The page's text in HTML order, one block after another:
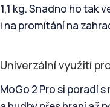
1,1 kg. Snadno ho tak
i na promítání na
Univerzální využití
MoGo 2 Pro si poradí